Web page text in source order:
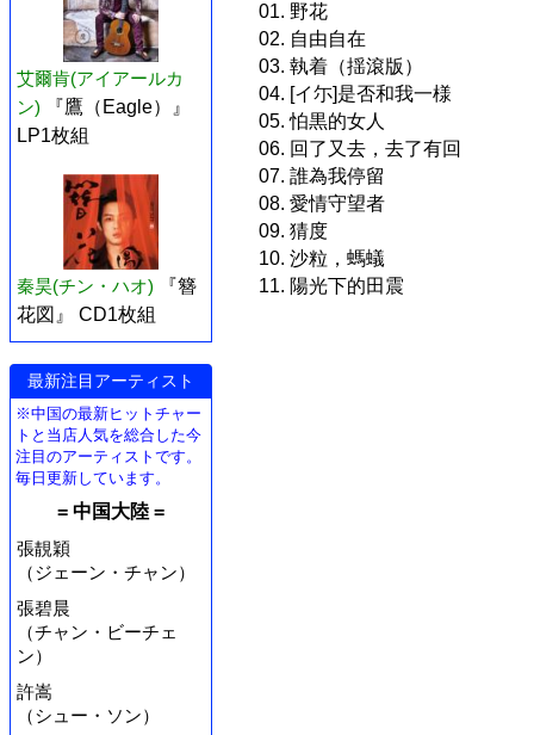
艾爾肯(アイアールカ
ン)
『鷹（Eagle）』
LP1枚組
秦昊(チン・ハオ)
『簪
花図』 CD1枚組
最新注目アーティスト
※中国の最新ヒットチャー
トと当店人気を総合した今
注目のアーティストです。
毎日更新しています。
= 中国大陸 =
張靚穎
（ジェーン・チャン）
張碧晨
（チャン・ビーチェ
ン）
許嵩
（シュー・ソン）
01. 野花
02. 自由自在
03. 執着（揺滾版）
04. [イ尓]是否和我一様
05. 怕黒的女人
06. 回了又去，去了有回
07. 誰為我停留
08. 愛情守望者
09. 猜度
10. 沙粒，螞蟻
11. 陽光下的田震